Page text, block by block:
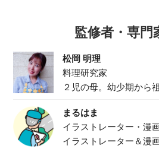
監修者・専門
松岡 明理
料理研究家
２児の母。幼少期から
まるはま
イラストレーター・漫
イラストレーター＆漫